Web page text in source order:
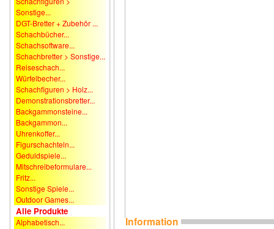
Sonstige...
DGT-Bretter + Zubehör ...
Schachbücher...
Schachsoftware...
Schachbretter > Sonstige...
Reiseschach...
Würfelbecher...
Schachfiguren > Holz...
Demonstrationsbretter...
Backgammonsteine...
Backgammon...
Uhrenkoffer...
Figurschachteln...
Geduldspiele...
Mitschreibeformulare...
Fritz...
Sonstige Spiele...
Outdoor Games...
Alle Produkte
Alphabetisch... Information